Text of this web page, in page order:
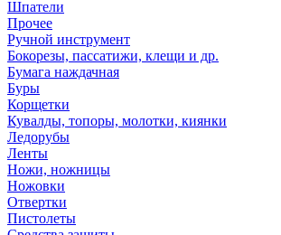
Шпатели
Прочее
Ручной инструмент
Бокорезы, пассатижи, клещи и др.
Бумага наждачная
Буры
Корщетки
Кувалды, топоры, молотки, киянки
Ледорубы
Ленты
Ножи, ножницы
Ножовки
Отвертки
Пистолеты